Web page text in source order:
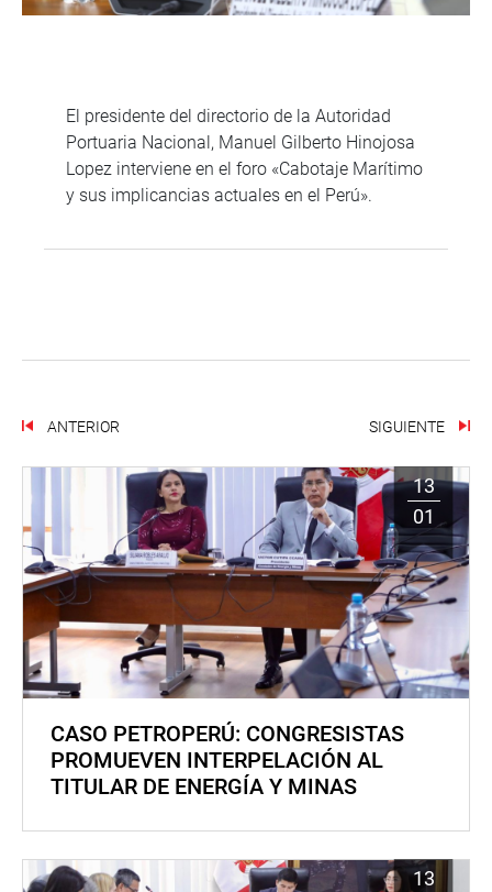
El presidente del directorio de la Autoridad
Portuaria Nacional, Manuel Gilberto Hinojosa
Lopez interviene en el foro «Cabotaje Marítimo
y sus implicancias actuales en el Perú».
ANTERIOR SIGUIENTE
13
01
CASO PETROPERÚ: CONGRESISTAS
PROMUEVEN INTERPELACIÓN AL
TITULAR DE ENERGÍA Y MINAS
13